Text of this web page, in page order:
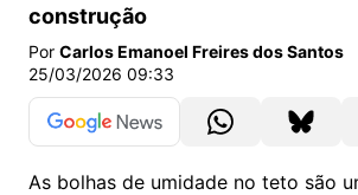
construção
Por Carlos Emanoel Freires dos Santos
25/03/2026 09:33
As bolhas de umidade no teto são